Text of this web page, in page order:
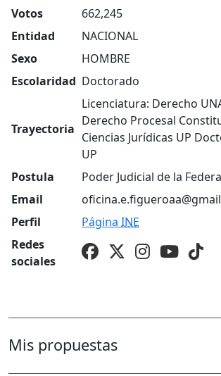
Votos
662,245
Entidad
NACIONAL
Sexo
HOMBRE
Escolaridad Doctorado
Trayectoria
Licenciatura: Derecho
Derecho Procesal
Ciencias Jurídicas UP
UP
Postula
Poder Judicial de la
Email
Perfil
Página INE
Redes
sociales
Mis propuestas